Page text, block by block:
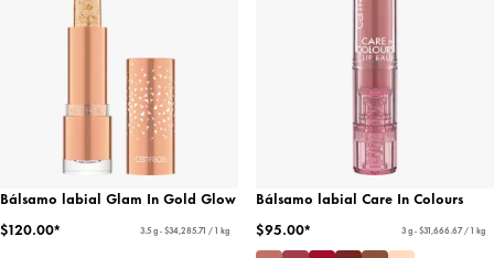
Bálsamo labial Glam In Gold Glow
$120.00*
3.5 g - $34,285.71 / 1 kg
Bálsamo labial Care In Colours
$95.00*
3 g - $31,666.67 / 1 kg